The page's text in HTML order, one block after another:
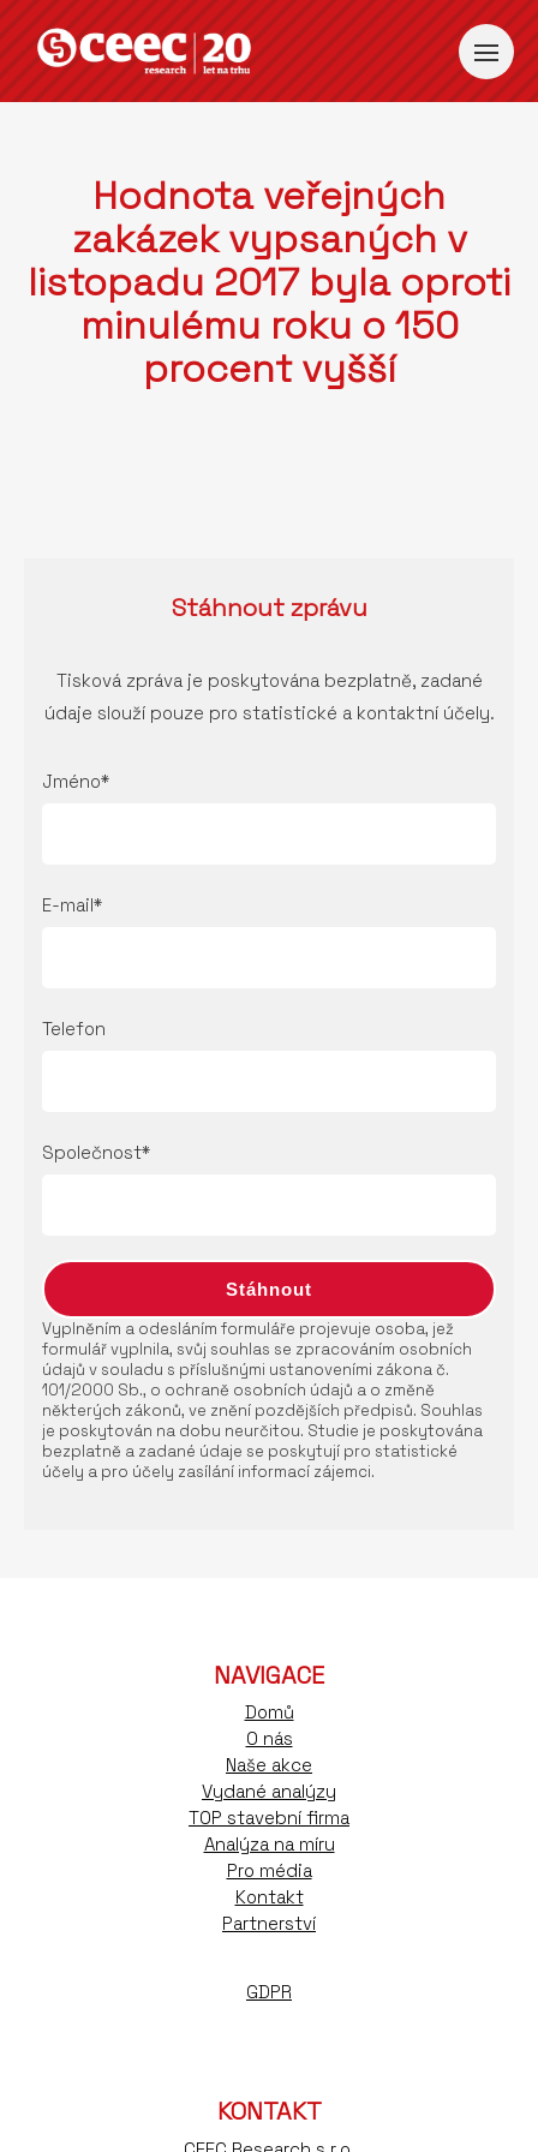
Hodnota veřejných
zakázek vypsaných v
listopadu 2017 byla oproti
minulému roku o 150
procent vyšší
Stáhnoutzprávu
Tisková zpráva je poskytována bezplatně, zadané
údaje slouží pouze pro statistické a kontaktní účely.
Jméno*
E-mail*
Telefon
Společnost*
Vyplněním a odesláním formuláře projevuje osoba, jež
formulář vyplnila, svůj souhlas se zpracováním osobních
údajů v souladu s příslušnými ustanoveními zákona č.
101/2000 Sb., o ochraně osobních údajů a o změně
některých zákonů, ve znění pozdějších předpisů. Souhlas
je poskytován na dobu neurčitou. Studie je poskytována
bezplatně a zadané údaje se poskytují pro statistické
účely a pro účely zasílání informací zájemci.
NAVIGACE
Domů
O nás
Naše akce
Vydané analýzy
TOP stavební firma
Analýza na míru
Pro média
Kontakt
Partnerství
GDPR
KONTAKT